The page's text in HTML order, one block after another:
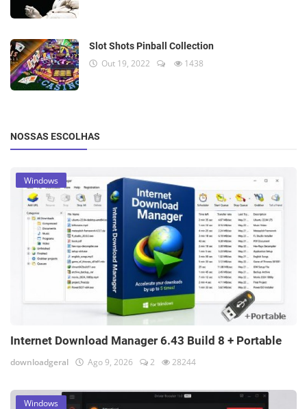
Slot Shots Pinball Collection
Out 19, 2022 1438
NOSSAS ESCOLHAS
Windows
Internet Download Manager 6.43 Build 8 + Portable
downloadgeral Ago 9, 2026 2 28244
Windows